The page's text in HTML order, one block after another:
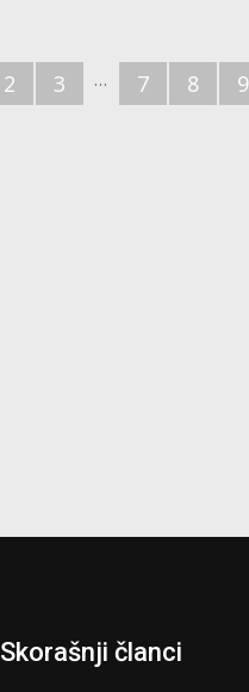
2 3 … 7 8 9
Skorašnji članci